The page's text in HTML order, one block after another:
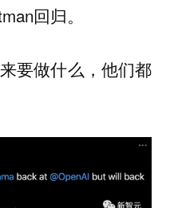
回归。
要做什么，他们都